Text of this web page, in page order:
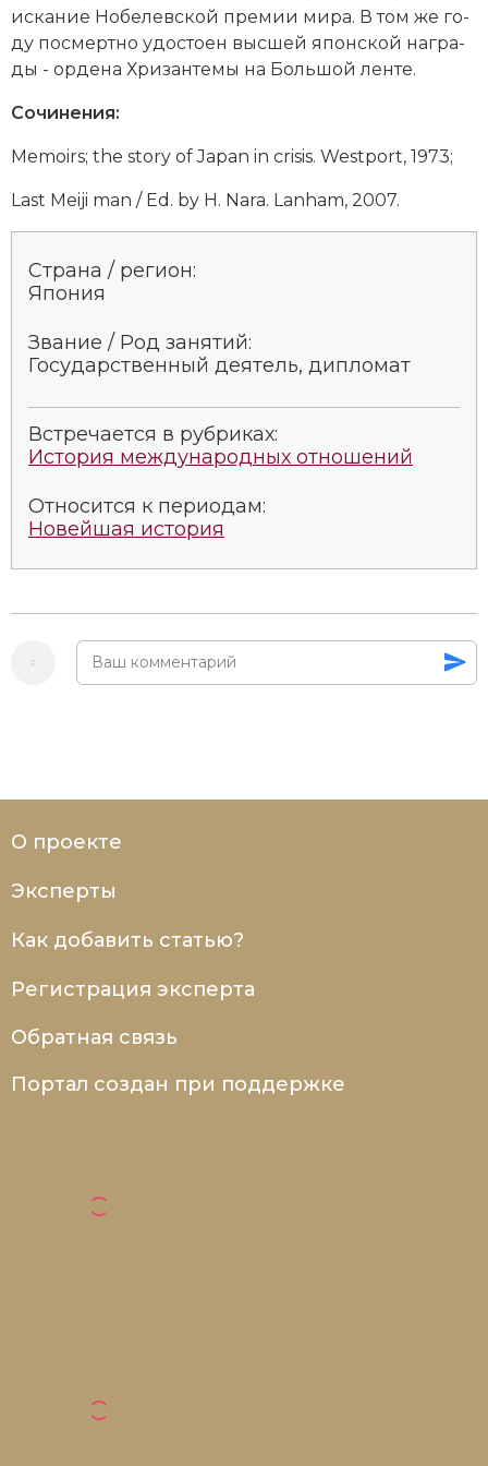
Социально-экономическая история
Специальные исторические дисциплины
СССР
Южная Америка
ис­ка­ние Но­бе­лев­ской премии ми­ра. В том же го­
ду по­смерт­но удо­сто­ен выс­шей японской на­гра­
ды - ор­де­на Хри­зан­те­мы на Боль­шой лен­те.
Сочинения:
Memoirs; the story of Japan in crisis. Westport, 1973;
Last Meiji man / Ed. by H. Nara. Lanham, 2007.
Страна / регион:
Япония
Звание / Род занятий:
Государственный деятель, дипломат
Встречается в рубриках:
История международных отношений
Относится к периодам:
Новейшая история
О проекте
Эксперты
Как добавить статью?
Регистрация эксперта
Обратная связь
Портал создан при поддержке